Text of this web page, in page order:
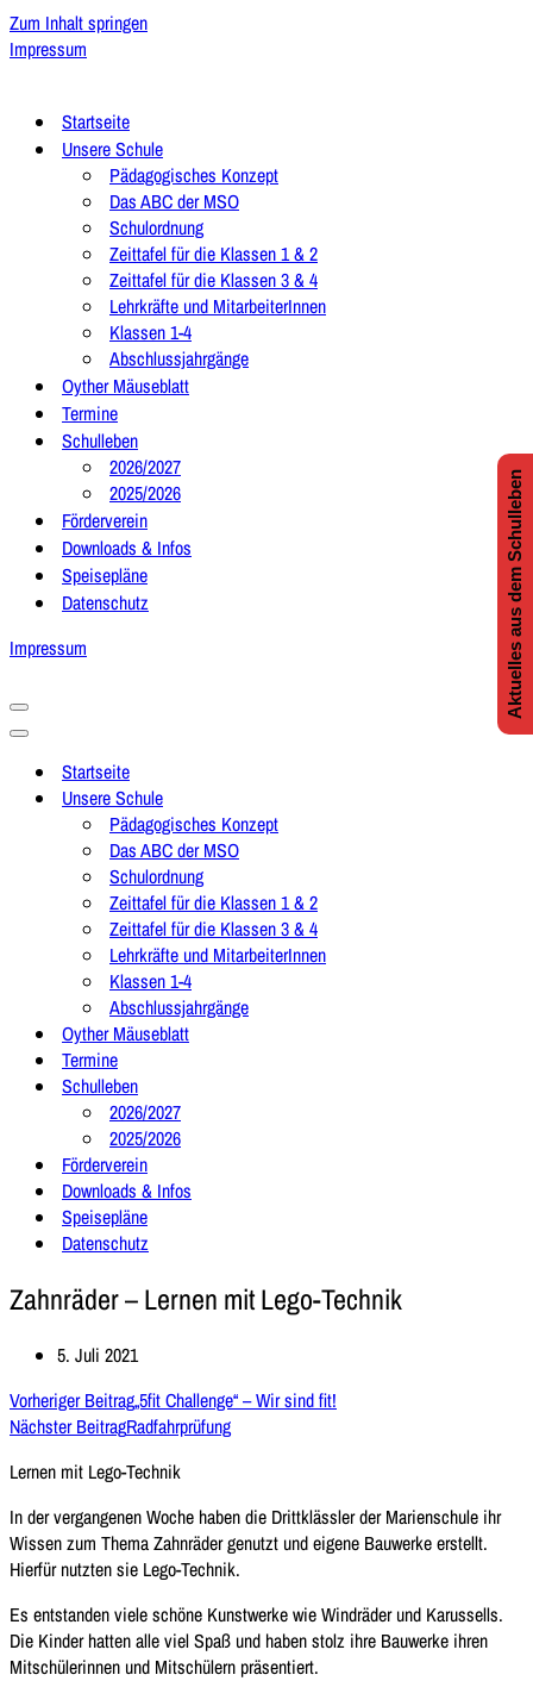
Zum Inhalt springen
Impressum
Startseite
Unsere Schule
Pädagogisches Konzept
Das ABC der MSO
Schulordnung
Zeittafel für die Klassen 1 & 2
Zeittafel für die Klassen 3 & 4
Lehrkräfte und MitarbeiterInnen
Klassen 1-4
Abschlussjahrgänge
Oyther Mäuseblatt
Termine
Schulleben
2026/2027
2025/2026
Förderverein
Downloads & Infos
Speisepläne
Datenschutz
Impressum
Navigationsmenü
Navigationsmenü
Startseite
Unsere Schule
Pädagogisches Konzept
Das ABC der MSO
Schulordnung
Zeittafel für die Klassen 1 & 2
Zeittafel für die Klassen 3 & 4
Lehrkräfte und MitarbeiterInnen
Klassen 1-4
Abschlussjahrgänge
Oyther Mäuseblatt
Termine
Schulleben
2026/2027
2025/2026
Förderverein
Downloads & Infos
Speisepläne
Datenschutz
Zahnräder – Lernen mit Lego-Technik
5. Juli 2021
Vorheriger Beitrag„5fit Challenge“ – Wir sind fit!
Nächster BeitragRadfahrprüfung
Lernen mit Lego-Technik
In der vergangenen Woche haben die Drittklässler der Marienschule ihr
Wissen zum Thema Zahnräder genutzt und eigene Bauwerke erstellt.
Hierfür nutzten sie Lego-Technik.
Es entstanden viele schöne Kunstwerke wie Windräder und Karussells.
Die Kinder hatten alle viel Spaß und haben stolz ihre Bauwerke ihren
Mitschülerinnen und Mitschülern präsentiert.
Aktuelles aus dem Schulleben